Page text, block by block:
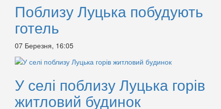
Поблизу Луцька побудують
готель
07 Березня, 16:05
У селі поблизу Луцька горів
житловий будинок